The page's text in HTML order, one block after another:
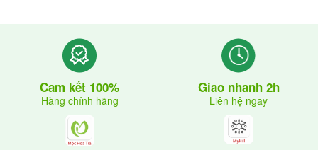
Cam kết 100%
Hàng chính hãng
Giao nhanh 2h
Liên hệ ngay